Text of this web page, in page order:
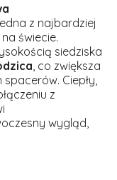
z najbardziej
świecie.
siedziska
, co zwiększa
Ciepły,
z
wygląd,